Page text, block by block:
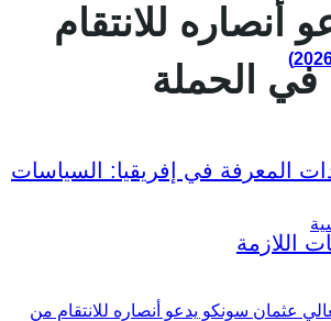
أنصاره للانتقام
الحملة